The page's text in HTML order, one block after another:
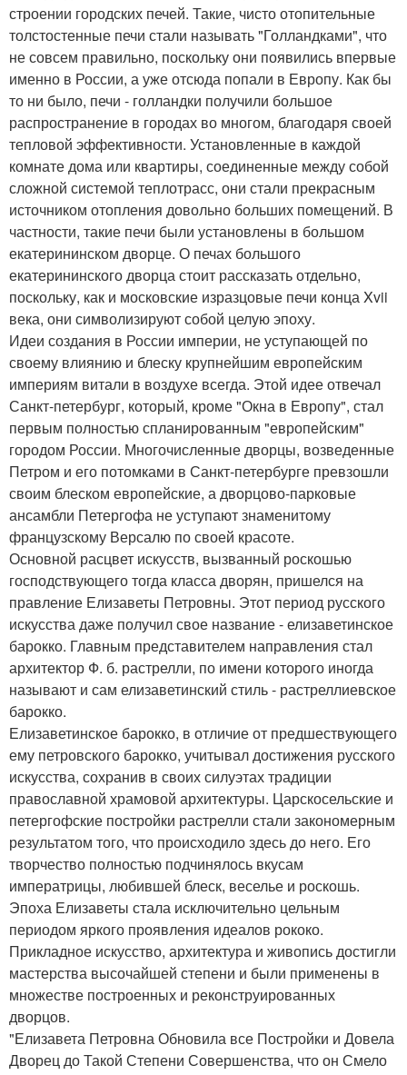
строении городских печей. Такие, чисто отопительные
толстостенные печи стали называть "Голландками", что
не совсем правильно, поскольку они появились впервые
именно в России, а уже отсюда попали в Европу. Как бы
то ни было, печи - голландки получили большое
распространение в городах во многом, благодаря своей
тепловой эффективности. Установленные в каждой
комнате дома или квартиры, соединенные между собой
сложной системой теплотрасс, они стали прекрасным
источником отопления довольно больших помещений. В
частности, такие печи были установлены в большом
екатерининском дворце. О печах большого
екатерининского дворца стоит рассказать отдельно,
поскольку, как и московские изразцовые печи конца Xvii
века, они символизируют собой целую эпоху.
Идеи создания в России империи, не уступающей по
своему влиянию и блеску крупнейшим европейским
империям витали в воздухе всегда. Этой идее отвечал
Санкт-петербург, который, кроме "Окна в Европу", стал
первым полностью спланированным "европейским"
городом России. Многочисленные дворцы, возведенные
Петром и его потомками в Санкт-петербурге превзошли
своим блеском европейские, а дворцово-парковые
ансамбли Петергофа не уступают знаменитому
французскому Версалю по своей красоте.
Основной расцвет искусств, вызванный роскошью
господствующего тогда класса дворян, пришелся на
правление Елизаветы Петровны. Этот период русского
искусства даже получил свое название - елизаветинское
барокко. Главным представителем направления стал
архитектор Ф. б. растрелли, по имени которого иногда
называют и сам елизаветинский стиль - растреллиевское
барокко.
Елизаветинское барокко, в отличие от предшествующего
ему петровского барокко, учитывал достижения русского
искусства, сохранив в своих силуэтах традиции
православной храмовой архитектуры. Царскосельские и
петергофские постройки растрелли стали закономерным
результатом того, что происходило здесь до него. Его
творчество полностью подчинялось вкусам
императрицы, любившей блеск, веселье и роскошь.
Эпоха Елизаветы стала исключительно цельным
периодом яркого проявления идеалов рококо.
Прикладное искусство, архитектура и живопись достигли
мастерства высочайшей степени и были применены в
множестве построенных и реконструированных
дворцов.
"Елизавета Петровна Обновила все Постройки и Довела
Дворец до Такой Степени Совершенства, что он Смело